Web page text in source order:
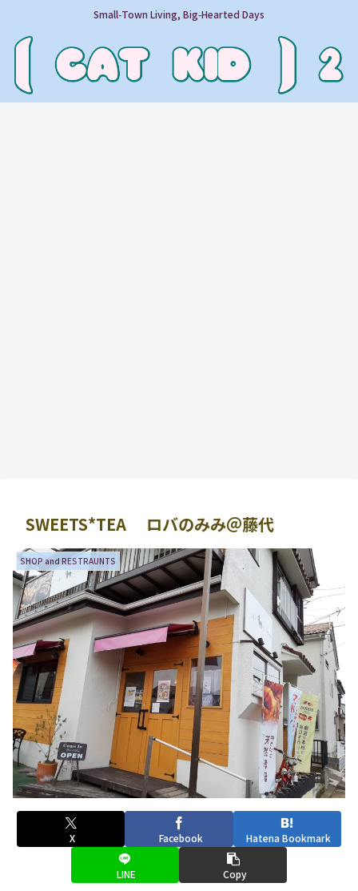
Small‑Town Living, Big‑Hearted Days
SWEETS*TEA ロバのみみ＠藤代
SHOP and RESTRAUNTS
X Facebook Hatena Bookmark
LINE Copy